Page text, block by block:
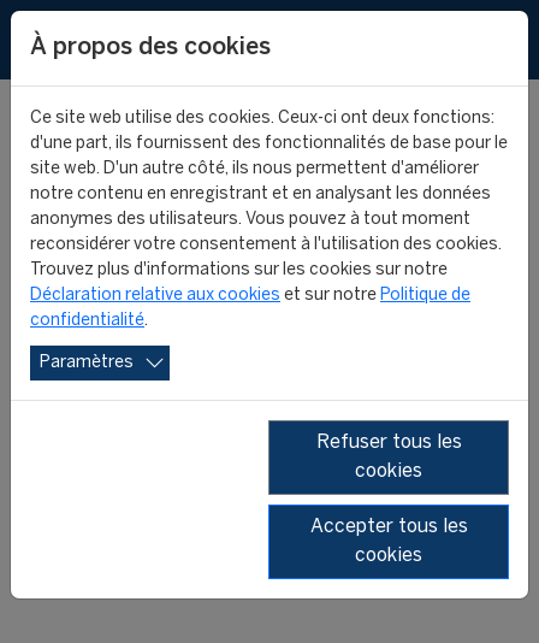
Le CIES lance
officiellement son
20ème partenariat
académique en Arabie
PROGRAMME INTERNATIONAL
FIFA/CIES EN MANAGEMENT DU SPORT
À propos des cookies
Ce site web utilise des cookies. Ceux-ci ont deux fonctions:
d'une part, ils fournissent des fonctionnalités de base pour le
site web. D'un autre côté, ils nous permettent d'améliorer
notre contenu en enregistrant et en analysant les données
anonymes des utilisateurs. Vous pouvez à tout moment
reconsidérer votre consentement à l'utilisation des cookies.
Trouvez plus d'informations sur les cookies sur notre
Déclaration relative aux cookies et sur notre Politique de
confidentialité.
Paramètres
Refuser tous les
cookies
Accepter tous les
cookies